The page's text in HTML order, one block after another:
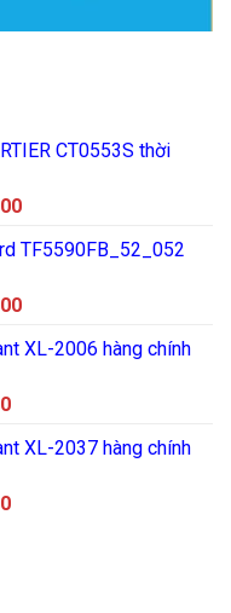
CT0553S thời
Giá
tại
₫30.000.000.
TF5590FB_52_052
Giá
tại
XL-2006 hàng chính
Giá
tại
₫9.600.000.
XL-2037 hàng chính
Giá